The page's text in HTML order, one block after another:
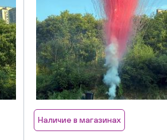
Наличие в магазинах